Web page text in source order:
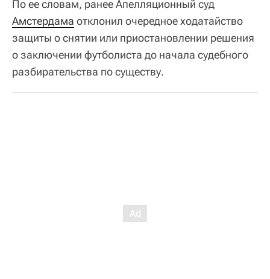
По ее словам, ранее Апелляционный суд
Амстердама отклонил очередное ходатайство
защиты о снятии или приостановлении решения
о заключении футболиста до начала судебного
разбирательства по существу.